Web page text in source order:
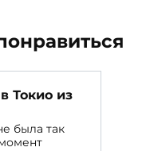
Токио из
была так